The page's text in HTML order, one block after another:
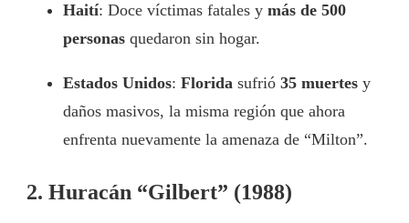
Haití: Doce víctimas fatales y más de 500
personas quedaron sin hogar.
Estados Unidos: Florida sufrió 35 muertes y
daños masivos, la misma región que ahora
enfrenta nuevamente la amenaza de “Milton”.
2. Huracán “Gilbert” (1988)